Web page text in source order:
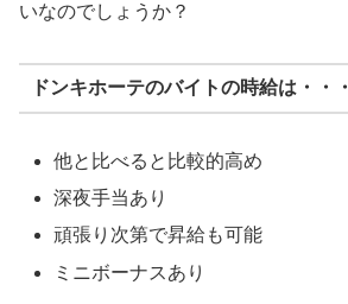
いなのでしょうか？
ドンキホーテのバイトの時給は・・・
他と比べると比較的高め
深夜手当あり
頑張り次第で昇給も可能
ミニボーナスあり